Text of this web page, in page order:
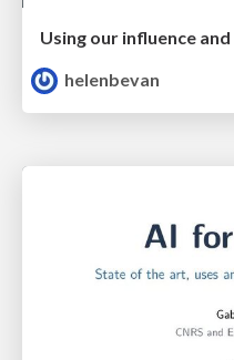
Using our influence
helenbevan